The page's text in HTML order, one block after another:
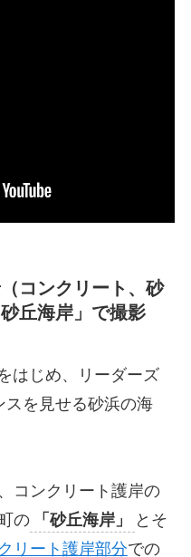
コンクリート、砂
丘海岸」で撮影
はじめ、リーダーズ
を見せる砂浜の海
コンクリート護岸の
の
「砂丘海岸」
とそ
リート護岸部分での